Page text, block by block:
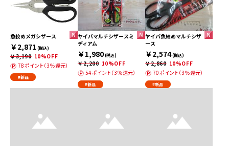
魚絞めメガシザース
￥2,871 (税込)
￥3,190 10%OFF
78ポイント（3％還元）
#新品
ヤイバマルチシザースミ
ディアム
￥1,980(税込)
￥2,200 10%OFF
54ポイント（3％還元）
#新品
ヤイバ魚絞めマルチシザ
ース
￥2,574(税込)
￥2,860 10%OFF
70ポイント（3％還元）
#新品